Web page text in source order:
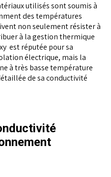
utilisés sont soumis à
des températures
non seulement résister à
à la gestion thermique
est réputée pour sa
électrique, mais la
à très basse température
de sa conductivité